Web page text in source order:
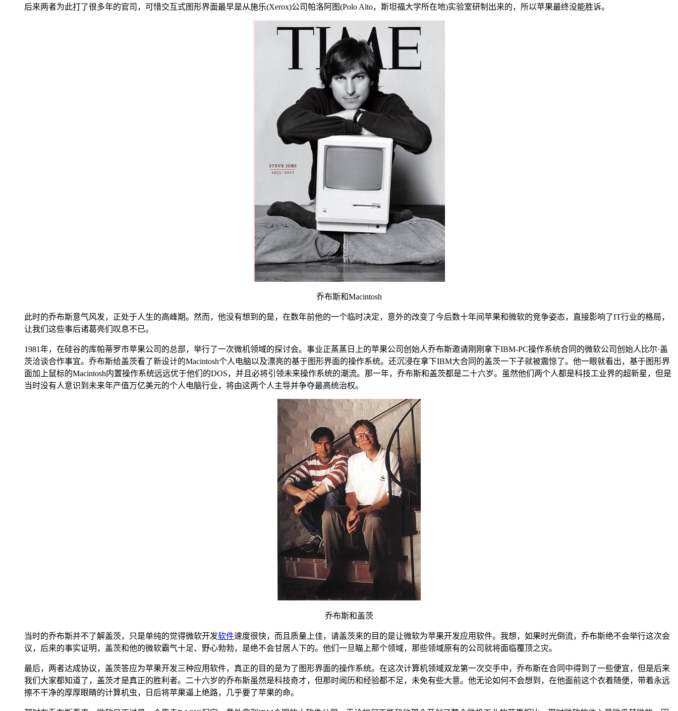
后来两者为此打了很多年的官司，可惜交互式图形界面最早是从施乐(Xerox)公司帕洛阿图(Polo Alto，斯坦福大学所在地)实验室研制出来的，所以苹果最终没能胜诉。
乔布斯和Macintosh
此时的乔布斯意气风发，正处于人生的高峰期。然而，他没有想到的是，在数年前他的一个临时决定，意外的改变了今后数十年间苹果和微软的竞争姿态，直接影响了IT行业的格局，
让我们这些事后诸葛亮们叹息不已。
1981年，在硅谷的库帕蒂罗市苹果公司的总部，举行了一次微机领域的探讨会。事业正蒸蒸日上的苹果公司创始人乔布斯邀请刚刚拿下IBM-PC操作系统合同的微软公司创始人比尔·盖
茨洽谈合作事宜。乔布斯给盖茨看了新设计的Macintosh个人电脑以及漂亮的基于图形界面的操作系统。还沉浸在拿下IBM大合同的盖茨一下子就被震惊了。他一眼就看出，基于图形界
面加上鼠标的Macintosh内置操作系统远远优于他们的DOS，并且必将引领未来操作系统的潮流。那一年，乔布斯和盖茨都是二十六岁。虽然他们两个人都是科技工业界的超新星，但是
当时没有人意识到未来年产值万亿美元的个人电脑行业，将由这两个人主导并争夺最高统治权。
乔布斯和盖茨
当时的乔布斯并不了解盖茨，只是单纯的觉得微软开发软件速度很快，而且质量上佳，请盖茨来的目的是让微软为苹果开发应用软件。我想，如果时光倒流，乔布斯绝不会举行这次会
议，后来的事实证明，盖茨和他的微软霸气十足、野心勃勃，是绝不会甘居人下的。他们一旦瞄上那个领域，那些领域原有的公司就将面临覆顶之灾。
最后，两者达成协议，盖茨答应为苹果开发三种应用软件，真正的目的是为了图形界面的操作系统。在这次计算机领域双龙第一次交手中，乔布斯在合同中得到了一些便宜，但是后来
我们大家都知道了，盖茨才是真正的胜利者。二十六岁的乔布斯虽然是科技奇才，但那时阅历和经验都不足，未免有些大意。他无论如何不会想到，在他面前这个衣着随便，带着永远
擦不干净的厚厚眼睛的计算机虫，日后将苹果逼上绝路，几乎要了苹果的命。